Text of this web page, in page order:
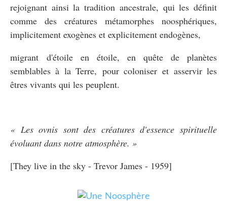
rejoignant ainsi la tradition ancestrale, qui les définit
comme des créatures métamorphes noosphériques,
implicitement exogènes et explicitement endogènes,
migrant d'étoile en étoile, en quête de planètes
semblables à la Terre, pour coloniser et asservir les
êtres vivants qui les peuplent.
« Les ovnis sont des créatures d'essence spirituelle
évoluant dans notre atmosphère. »
[They live in the sky - Trevor James - 1959]